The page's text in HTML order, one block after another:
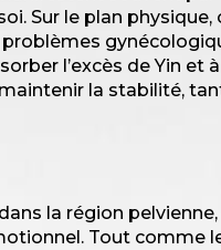
Sur le plan
l’excès de Yin et
la stabilité,
la région
Tout comme